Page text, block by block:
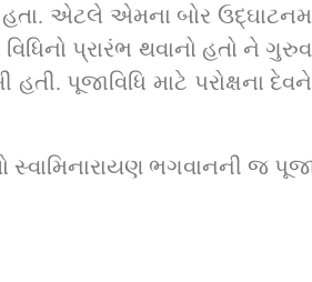
ગ્રામજનો ભેગા થયા હતા. બોર ઉદ્‌ઘાટન
પ્રારંભ થવાનો હતો ને
પૂજાવિધિ માટે પરોક્ષના
ભગવાનની જ